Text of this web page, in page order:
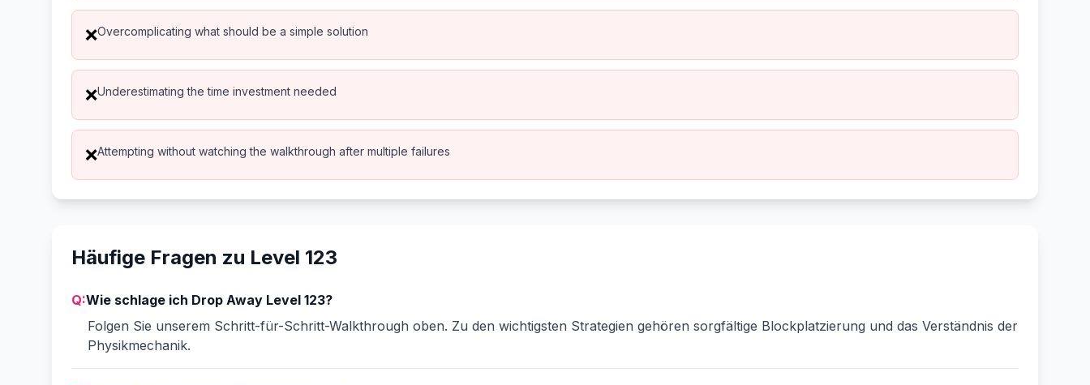
❌Overcomplicating what should be a simple solution
❌Underestimating the time investment needed
❌Attempting without watching the walkthrough after multiple failures
Häufige Fragen zu Level 123
Q:Wie schlage ich Drop Away Level 123?
Folgen Sie unserem Schritt-für-Schritt-Walkthrough oben. Zu den wichtigsten Strategien gehören sorgfältige Blockplatzierung und das Verständnis der
Physikmechanik.